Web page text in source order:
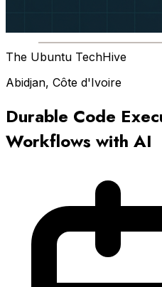
The Ubuntu TechHive
Abidjan, Côte d'Ivoire
Durable Code
Workflows with AI